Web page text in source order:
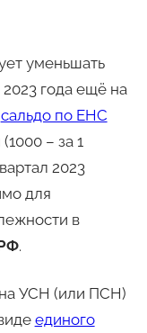
уменьшать
года ещё на
сальдо по ЕНС
– за 1
2023
для
в
.
УСН (или ПСН)
единого